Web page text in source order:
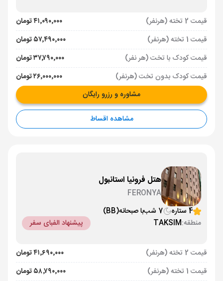
قیمت 2 تخته (هرنفر)
۴۱٬۰۹۰٬۰۰۰ تومان
قیمت 1 تخته (هرنفر)
۵۷٬۴۹۰٬۰۰۰ تومان
قیمت کودک با تخت (هر نفر)
۳۷٬۷۹۰٬۰۰۰ تومان
قیمت کودک بدون تخت (هرنفر)
۲۶٬۰۰۰٬۰۰۰ تومان
مشاوره و رزرو رایگان
مشاهده اقساط
هتل فرونیا استانبول
FERONYA
4 ستاره
7 شب با صبحانه(BB)
منطقه:TAKSIM پیشنهاد الفبای سفر
قیمت 2 تخته (هرنفر)
۴۱٬۶۹۰٬۰۰۰ تومان
قیمت 1 تخته (هرنفر)
۵۸٬۷۹۰٬۰۰۰ تومان